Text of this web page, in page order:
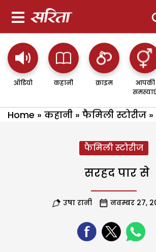
ऑडियो कहानी क्राइम
आपकी
Home » कहानी » फैमिली स्टोरीज »
फैमिली स्टोरीज
सरहद पार से
उषा रानी नवम्बर 27,